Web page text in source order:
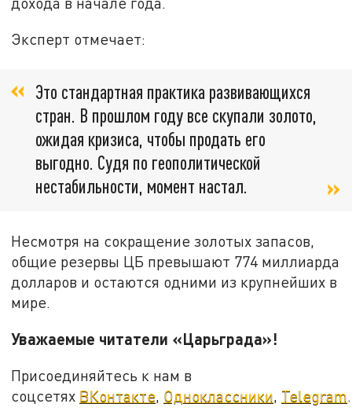
Эксперт отмечает:
Это стандартная практика развивающихся
стран. В прошлом году все скупали золото,
ожидая кризиса, чтобы продать его
выгодно. Судя по геополитической
нестабильности, момент настал.
Несмотря на сокращение золотых запасов,
общие резервы ЦБ превышают 774 миллиарда
долларов и остаются одними из крупнейших в
мире.
Уважаемые читатели «Царьграда»!
Присоединяйтесь к нам в
соцсетях ВКонтакте, Одноклассники, Telegram.